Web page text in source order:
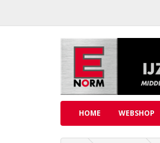
HOME WEBSHOP